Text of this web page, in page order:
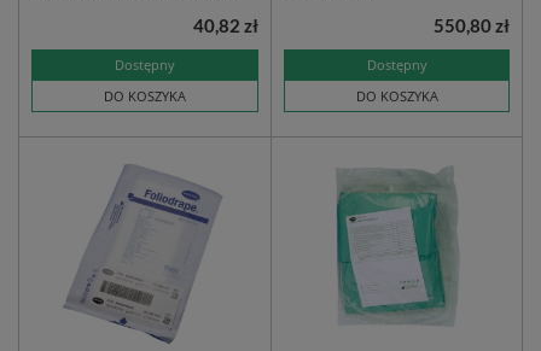
Dostępny
DO KOSZYKA
40,82 zł
Dostępny
DO KOSZYKA
550,80 zł